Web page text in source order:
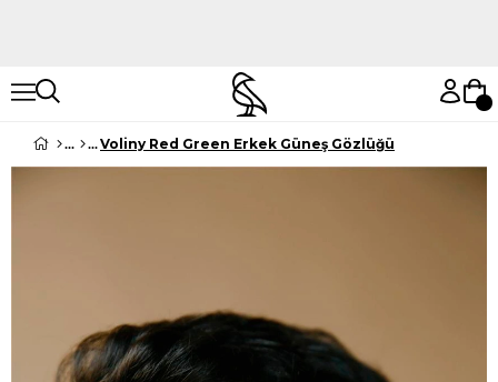
Voliny Red Green Erkek Güneş Gözlüğü